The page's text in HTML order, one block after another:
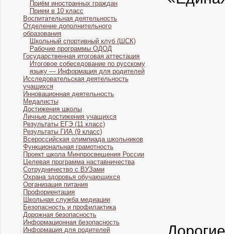
Приём иностранных граждан
Прием в 10 класс
Воспитательная деятельность
Отделение дополнительного
образования
Школьный спортивный клуб (ШСК)
Рабочие программы ОДОД
Государственная итоговая аттестация
Итоговое собеседование по русскому
языку — Информация для родителей
Исследовательская деятельность
учащихся
Инновационная деятельность
Медалисты
Достижения школы
Личные достижения учащихся
Результаты ЕГЭ (11 класс)
Результаты ГИА (9 класс)
Всероссийская олимпиада школьников
Функциональная грамотность
Проект школа Минпросвещения России
Целевая программа наставничества
Сотрудничество с ВУЗами
Охрана здоровья обучающихся
Организация питания
Профориентация
Школьная служба медиации
Безопасность и профилактика
Дорожная безопасность
Информационная безопасность
Информация для родителей